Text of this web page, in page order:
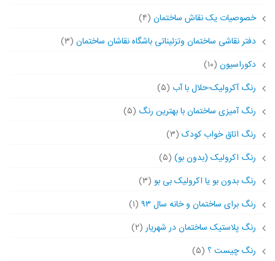
خصوصیات یک نقاش ساختمان (۴)
دفتر نقاشی ساختمان وتزئیناتی باشگاه نقاشان ساختمان (۳)
دکوراسیون (۱۰)
رنگ آکرولیک-حلال با آب (۵)
رنگ آمیزی ساختمان با بهترین رنگ (۵)
رنگ اتاق خواب کودک (۳)
رنگ اکرولیک (بدون بو) (۵)
رنگ بدون بو یا اکرولیک بی بو (۳)
رنگ برای ساختمان و خانه سال ۹۳
(۱)
رنگ پلاستیک ساختمان در شهریار (۲)
رنگ چیست ؟ (۵)